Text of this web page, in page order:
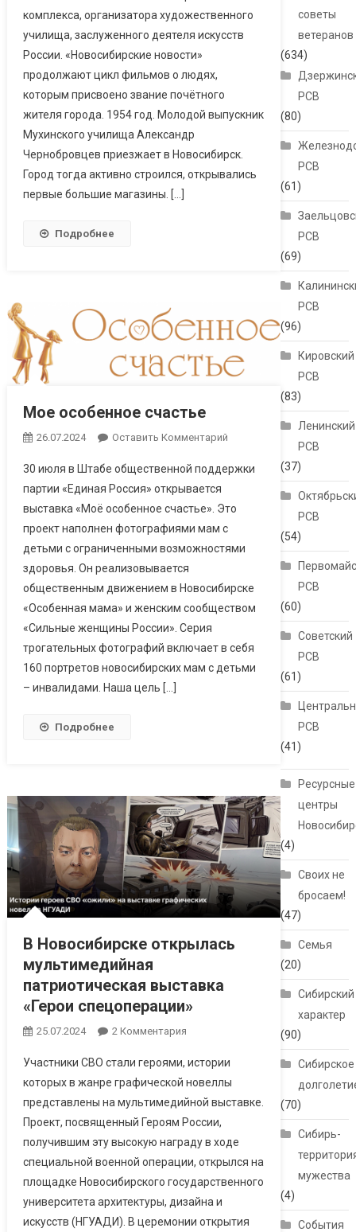
комплекса, организатора художественного
училища, заслуженного деятеля искусств
России. «Новосибирские новости»
продолжают цикл фильмов о людях,
которым присвоено звание почётного
жителя города. 1954 год. Молодой выпускник
Мухинского училища Александр
Чернобровцев приезжает в Новосибирск.
Город тогда активно строился, открывались
первые большие магазины. […]
Подробнее
Мое особенное счастье
26.07.2024 Оставить Комментарий
30 июля в Штабе общественной поддержки
партии «Единая Россия» открывается
выставка «Моё особенное счастье». Это
проект наполнен фотографиями мам с
детьми с ограниченными возможностями
здоровья. Он реализовывается
общественным движением в Новосибирске
«Особенная мама» и женским сообществом
«Сильные женщины России». Серия
трогательных фотографий включает в себя
160 портретов новосибирских мам с детьми
– инвалидами. Наша цель […]
Подробнее
В Новосибирске открылась
мультимедийная
патриотическая выставка
«Герои спецоперации»
25.07.2024 2 Комментария
Открылась
Мультимедийная
Патриотическая
Выставка «Герои
Спецоперации»
Участники СВО стали героями, истории
которых в жанре графической новеллы
представлены на мультимедийной выставке.
Проект, посвященный Героям России,
получившим эту высокую награду в ходе
специальной военной операции, открылся на
площадке Новосибирского государственного
университета архитектуры, дизайна и
искусств (НГУАДИ). В церемонии открытия
советы
ветеранов
(634)
РСВ
(80)
РСВ
(61)
РСВ
(69)
РСВ
(96)
Кировский
РСВ
(83)
Ленинский
РСВ
(37)
РСВ
(54)
РСВ
(60)
Советский
РСВ
(61)
РСВ
(41)
Ресурсные
центры
(4)
Своих не
бросаем!
(47)
Семья
(20)
Сибирский
характер
(90)
Сибирское
(70)
Сибирь-
мужества
(4)
События